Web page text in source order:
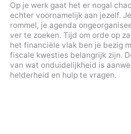
Op je werk gaat het er nogal
echter voornamelijk aan jezelf.
rommel, je agenda
ver te zoeken. Tijd om orde op
het financiële vlak ben je bezig
fiscale kwesties belangrijk zijn.
van wat onduidelijkheid is
helderheid en hulp te vragen.